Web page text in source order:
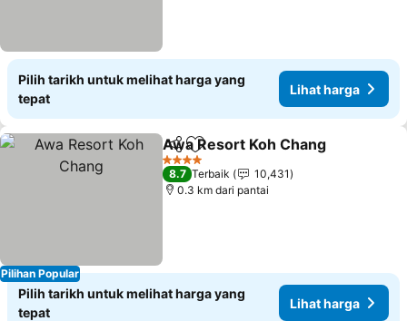
Pilih tarikh untuk melihat harga yang
tepat
Lihat harga
Pilihan Popular
KongsiTambah ke favorit
Awa Resort Koh Chang
4 Bintang
8.7 Terbaik
10,431
0.3 km dari pantai
Pilih tarikh untuk melihat harga yang
tepat
Lihat harga